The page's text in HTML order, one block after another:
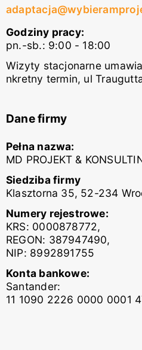
Godziny pracy:
pn.-sb.: 9:00 - 18:00
Wizyty stacjonarne
nkretny termin, ul
Dane firmy
Pełna nazwa:
MD PROJEKT &
Siedziba firmy
Klasztorna 35, 52-234
Numery rejestrowe:
KRS: 0000878772,
REGON: 387947490,
NIP: 8992891755
Konta bankowe:
Santander:
11 1090 2226 0000 0001